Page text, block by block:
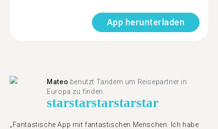
App herunterladen
Mateo benutzt Tandem um Reisepartner in
Europa zu finden.
starstarstarstarstar
„Fantastische App mit fantastischen Menschen. Ich habe